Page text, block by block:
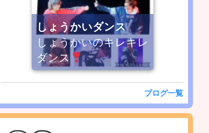
しょうかいダンス
しょうかいのキレキレ
ダンス
ブログ一覧